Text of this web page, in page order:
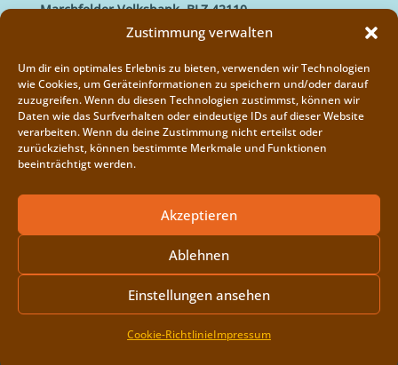
Zustimmung verwalten
Um dir ein optimales Erlebnis zu bieten, verwenden wir Technologien
wie Cookies, um Geräteinformationen zu speichern und/oder darauf
zuzugreifen. Wenn du diesen Technologien zustimmst, können wir
Daten wie das Surfverhalten oder eindeutige IDs auf dieser Website
verarbeiten. Wenn du deine Zustimmung nicht erteilst oder
zurückziehst, können bestimmte Merkmale und Funktionen
beeinträchtigt werden.
Akzeptieren
Ablehnen
Einstellungen ansehen
Cookie-RichtlinieImpressum
Marchfelder Volksbank, BLZ 42110
IBAN: AT66 4211 0421 5000 0000
Cookie-Richtlinie (EU)
Weaverbird WebDesign